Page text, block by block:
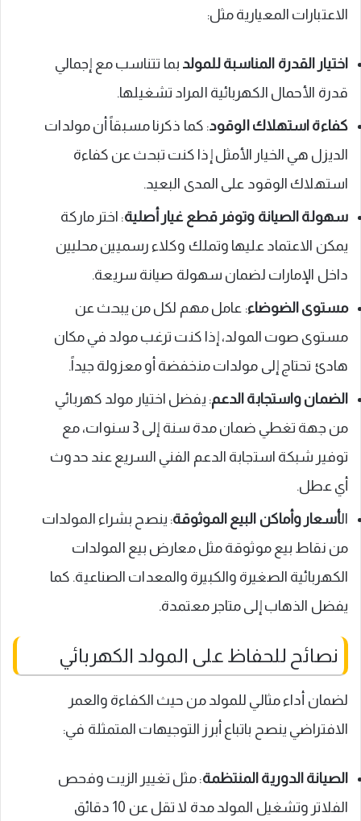
الاعتبارات المعيارية مثل:
اختيار القدرة المناسبة للمولد بما تتناسب مع إجمالي
قدرة الأحمال الكهربائية المراد تشغيلها.
كفاءة استهلاك الوقود: كما ذكرنا مسبقاً أن مولدات
الديزل هي الخيار الأمثل إذا كنت تبحث عن كفاءة
استهلاك الوقود على المدى البعيد.
سهولة الصيانة وتوفر قطع غيار أصلية: اختر ماركة
يمكن الاعتماد عليها وتملك وكلاء رسميين محليين
داخل الإمارات لضمان سهولة صيانة سريعة.
مستوى الضوضاء: عامل مهم لكل من يبحث عن
مستوى صوت المولد، إذا كنت ترغب مولد في مكان
هادئ تحتاج إلى مولدات منخفضة أو معزولة جيداً.
الضمان واستجابة الدعم: يفضل اختيار مولد كهربائي
من جهة تغطي ضمان مدة سنة إلى 3 سنوات، مع
توفير شبكة استجابة الدعم الفني السريع عند حدوث
أي عطل.
الأسعار وأماكن البيع الموثوقة: ينصح بشراء المولدات
من نقاط بيع موثوقة مثل معارض بيع المولدات
الكهربائية الصغيرة والكبيرة والمعدات الصناعية. كما
يفضل الذهاب إلى متاجر معتمدة.
نصائح للحفاظ على المولد الكهربائي
لضمان أداء مثالي للمولد من حيث الكفاءة والعمر
الافتراضي ينصح باتباع أبرز التوجيهات المتمثلة في:
الصيانة الدورية المنتظمة: مثل تغيير الزيت وفحص
الفلاتر وتشغيل المولد مدة لا تقل عن 10 دقائق